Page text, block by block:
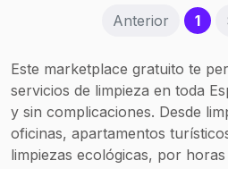
Anterior 1
Este marketplace gratuito te
servicios de limpieza en toda
y sin complicaciones. Desde
oficinas, apartamentos
limpiezas ecológicas, por